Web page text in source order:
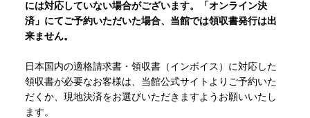
には対応していない場合がございます。
「オンライン決
済」にてご予約いただいた場合、当館では領収書発行は出
来ません。
日本国内の適格請求書・領収書（インボイス）に対応した
領収書が必要なお客様は、当館公式サイトよりご予約いた
だくか、現地決済をお選びいただきますようお願いいたし
ます。